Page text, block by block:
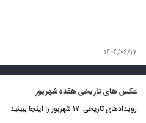
۱۴۰۴/۰۶/۱۷
عکس های تاریخی هفده شهریور
رویدادهای تاریخی ۱۷ شهریور را اینجا ببینید